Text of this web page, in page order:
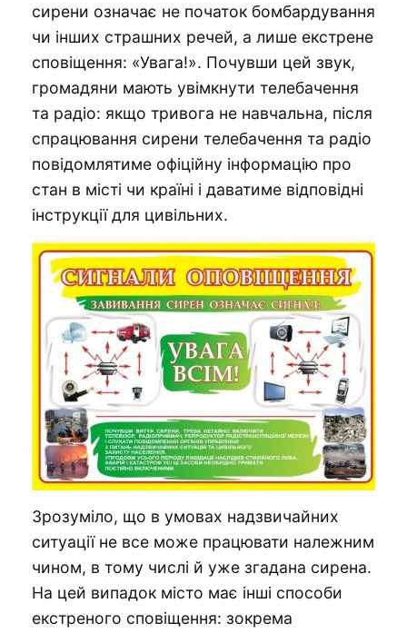
сирени означає не початок бомбардування
чи інших страшних речей, а лише екстрене
сповіщення: «Увага!». Почувши цей звук,
громадяни мають увімкнути телебачення
та радіо: якщо тривога не навчальна, після
спрацювання сирени телебачення та радіо
повідомлятиме офіційну інформацію про
стан в місті чи країні і даватиме відповідні
інструкції для цивільних.
Зрозуміло, що в умовах надзвичайних
ситуації не все може працювати належним
чином, в тому числі й уже згадана сирена.
На цей випадок місто має інші способи
екстреного сповіщення: зокрема